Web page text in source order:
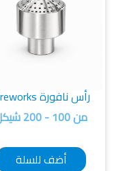
رأس نافورة Fireworks
من 100 - 200 شيكل
أضف للسلة